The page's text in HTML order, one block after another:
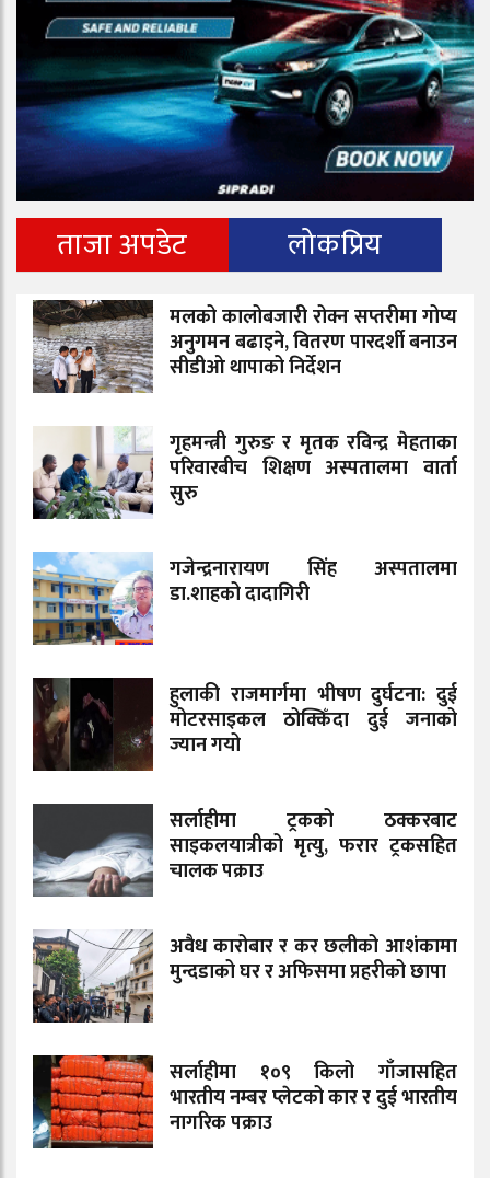
ताजा अपडेट लोकप्रिय
मलको कालोबजारी रोक्न सप्तरीमा गोप्य
अनुगमन बढाइने, वितरण पारदर्शी बनाउन
सीडीओ थापाको निर्देशन
गृहमन्त्री गुरुङ र मृतक रविन्द्र मेहताका
परिवारबीच शिक्षण अस्पतालमा वार्ता
सुरु
गजेन्द्रनारायण सिंह अस्पतालमा
डा.शाहको दादागिरी
हुलाकी राजमार्गमा भीषण दुर्घटना: दुई
मोटरसाइकल ठोक्किँदा दुई जनाको
ज्यान गयो
सर्लाहीमा ट्रकको ठक्करबाट
साइकलयात्रीको मृत्यु, फरार ट्रकसहित
चालक पक्राउ
अवैध कारोबार र कर छलीको आशंकामा
मुन्दडाको घर र अफिसमा प्रहरीको छापा
सर्लाहीमा १०९ किलो गाँजासहित
भारतीय नम्बर प्लेटको कार र दुई भारतीय
नागरिक पक्राउ